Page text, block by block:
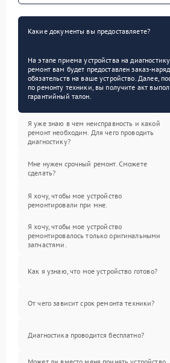
Какие документы вы предоставляете?
На этапе приема устройства на
ремонт вам будет предоставлен заказ-
обязательств на ваше устройство. Далее,
по ремонту техники, вы получите акт
гарантийный талон.
Я уже знаю в чем неисправность и какой
ремонт необходим. Для чего проводить
диагностику?
Мне нужен срочный ремонт. Сможете
сделать?
Я хочу, чтобы мое устройство
ремонтировали при мне.
Я хочу, чтобы мое устройство
ремонтировалось только оригинальными
запчастями.
Как я узнаю, что мое устройство готово?
От чего зависит срок ремонта техники?
Диагностика проводится бесплатно?